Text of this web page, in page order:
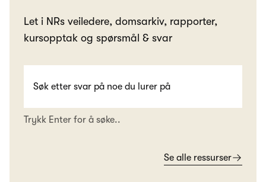
Let i NRs veiledere, domsarkiv, rapporter,
kursopptak og spørsmål & svar
Trykk Enter for å søke..
Se alle ressurser